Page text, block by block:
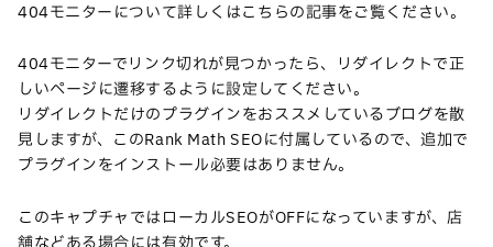
404モニターについて詳しくはこちらの記事をご覧ください。
404モニターでリンク切れが見つかったら、リダイレクトで正
しいページに遷移するように設定してください。
リダイレクトだけのプラグインをおススメしているブログを散
見しますが、このRank Math SEOに付属しているので、追加で
プラグインをインストール必要はありません。
このキャプチャではローカルSEOがOFFになっていますが、店